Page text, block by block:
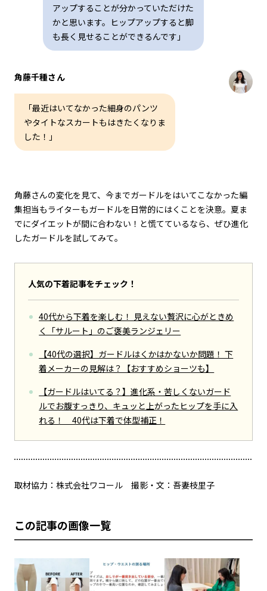
アップすることが分かっていただけた
かと思います。ヒップアップすると脚
も長く見せることができるんです」
角藤千種さん
「最近はいてなかった細身のパンツ
やタイトなスカートもはきたくなりま
した！」
角藤さんの変化を見て、今までガードルをはいてこなかった編
集担当もライターもガードルを日常的にはくことを決意。夏ま
でにダイエットが間に合わない！と慌てているなら、ぜひ進化
したガードルを試してみて。
人気の下着記事をチェック！
40代から下着を楽しむ！ 見えない贅沢に心がときめ
く「サルート」のご褒美ランジェリー
【40代の選択】ガードルはくかはかないか問題！ 下
着メーカーの見解は？【おすすめショーツも】
【ガードルはいてる？】進化系・苦しくないガード
ルでお腹すっきり、キュッと上がったヒップを手に入
れる！ 40代は下着で体型補正！
取材協力：株式会社ワコール 撮影・文：吾妻枝里子
この記事の画像一覧